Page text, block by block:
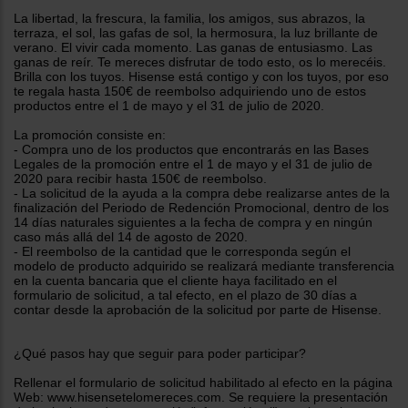
ti
y
con
mejor
plazo
de
entrega
¿Por
qué
te
pedimos
tu
código
postal?
Productos
en24
horas
los más
cercanos
La libertad, la frescura, la familia, los amigos, sus abrazos, la
terraza, el sol, las gafas de sol, la hermosura, la luz brillante de
verano. El vivir cada momento. Las ganas de entusiasmo. Las
ganas de reír. Te mereces disfrutar de todo esto, os lo merecéis.
Brilla con los tuyos. Hisense está contigo y con los tuyos, por eso
te regala hasta 150€ de reembolso adquiriendo uno de estos
productos entre el 1 de mayo y el 31 de julio de 2020.
La promoción consiste en:
- Compra uno de los productos que encontrarás en las Bases
Legales de la promoción entre el 1 de mayo y el 31 de julio de
2020 para recibir hasta 150€ de reembolso.
- La solicitud de la ayuda a la compra debe realizarse antes de la
finalización del Periodo de Redención Promocional, dentro de los
14 días naturales siguientes a la fecha de compra y en ningún
caso más allá del 14 de agosto de 2020.
- El reembolso de la cantidad que le corresponda según el
modelo de producto adquirido se realizará mediante transferencia
en la cuenta bancaria que el cliente haya facilitado en el
formulario de solicitud, a tal efecto, en el plazo de 30 días a
contar desde la aprobación de la solicitud por parte de Hisense.
¿Qué pasos hay que seguir para poder participar?
Rellenar el formulario de solicitud habilitado al efecto en la página
Web: www.hisensetelomereces.com. Se requiere la presentación